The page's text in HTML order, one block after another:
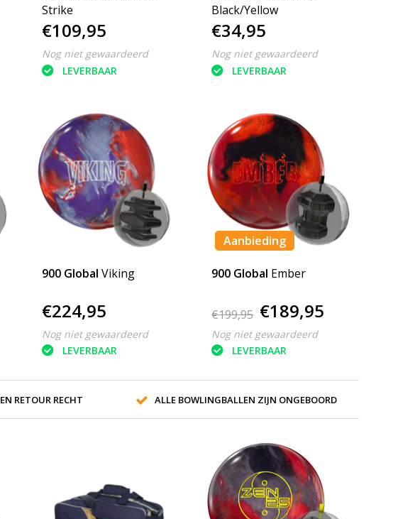
Strike
€109,95
Nog niet gewaardeerd
LEVERBAAR
Black/Yellow
€34,95
Nog niet gewaardeerd
LEVERBAAR
900 Global Viking
€224,95
Nog niet gewaardeerd
LEVERBAAR
Aanbieding
900 Global Ember
€199,95 €189,95
Nog niet gewaardeerd
LEVERBAAR
RETOUR RECHT ALLE BOWLINGBALLEN ZIJN ONGEBOORD